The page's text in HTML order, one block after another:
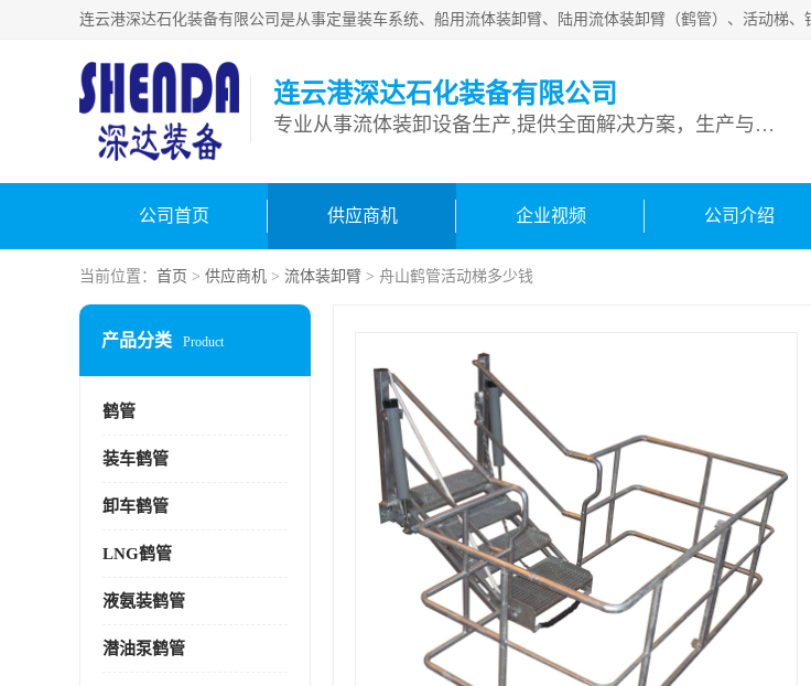
连云港深达石化装备有限公司
专业从事流体装卸设备生产,提供全面解决方案，生产与定制服务
公司首页 供应商机 企业视频 公司介绍
当前位置： 首页 > 供应商机 > 流体装卸臂 > 舟山鹤管活动梯多少钱
产品分类 Product
鹤管
装车鹤管
卸车鹤管
LNG鹤管
液氨装鹤管
潜油泵鹤管